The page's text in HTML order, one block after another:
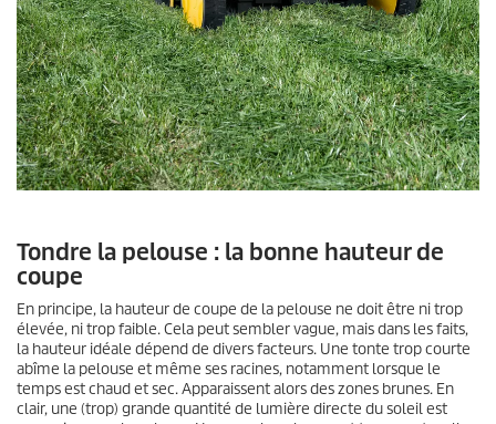
Tondre la pelouse : la bonne hauteur de
coupe
En principe, la hauteur de coupe de la pelouse ne doit être ni trop
élevée, ni trop faible. Cela peut sembler vague, mais dans les faits,
la hauteur idéale dépend de divers facteurs. Une tonte trop courte
abîme la pelouse et même ses racines, notamment lorsque le
temps est chaud et sec. Apparaissent alors des zones brunes. En
clair, une (trop) grande quantité de lumière directe du soleil est